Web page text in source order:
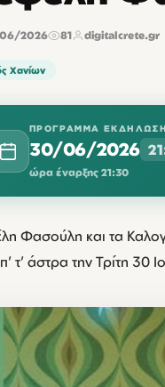
2026 81 digitalcrete.gr
Χανίων
ΠΡΌΓΡΑΜΜΑ
30/06/2026
ώρα έναρξης 21:30
Φασούλη και τα
τ’ άστρα την Τρίτη